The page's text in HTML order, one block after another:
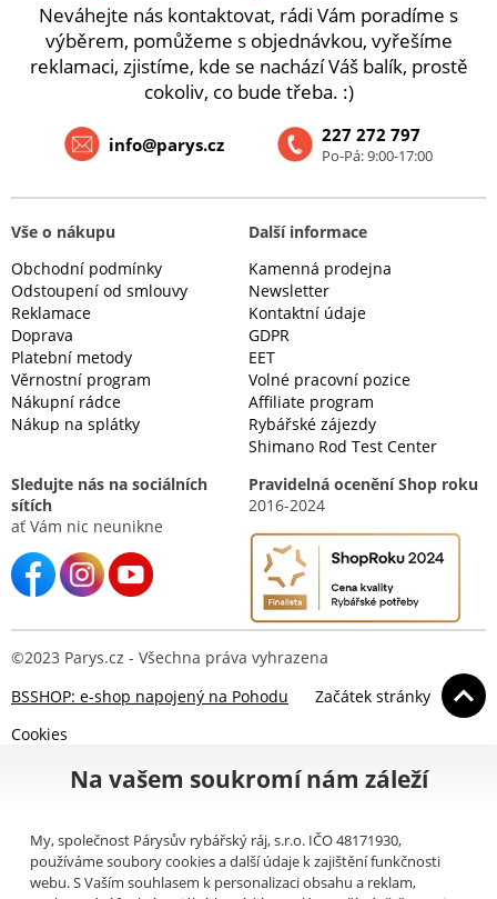
Neváhejte nás kontaktovat, rádi Vám poradíme s
výběrem, pomůžeme s objednávkou, vyřešíme
reklamaci, zjistíme, kde se nachází Váš balík, prostě
cokoliv, co bude třeba. :)
227 272 797
Po-Pá: 9:00-17:00
info@parys.cz
Vše o nákupu
Obchodní podmínky
Odstoupení od smlouvy
Reklamace
Doprava
Platební metody
Věrnostní program
Nákupní rádce
Nákup na splátky
Další informace
Kamenná prodejna
Newsletter
Kontaktní údaje
GDPR
EET
Volné pracovní pozice
Affiliate program
Rybářské zájezdy
Shimano Rod Test Center
Sledujte nás na sociálních
sítích
ať Vám nic neunikne
Pravidelná ocenění Shop roku
2016-2024
©2023 Parys.cz - Všechna práva vyhrazena
BSSHOP: e-shop napojený na Pohodu
Začátek stránky
Cookies
Na vašem soukromí nám záleží
My, společnost Párysův rybářský ráj, s.r.o. IČO 48171930,
používáme soubory cookies a další údaje k zajištění funkčnosti
webu. S Vaším souhlasem k personalizaci obsahu a reklam,